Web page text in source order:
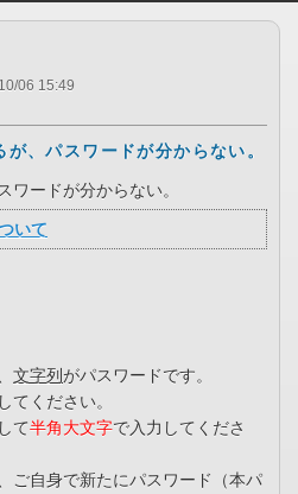
06 15:49
、パスワードが分からない。
ワードが分からない。
いて
文字列がパスワードです。
てください。
て半角大文字で入力してくださ
ご自身で新たにパスワード（本パ